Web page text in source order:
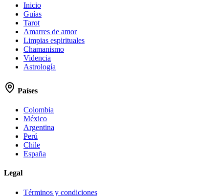
Inicio
Guías
Tarot
Amarres de amor
Limpias espirituales
Chamanismo
Videncia
Astrología
Países
Colombia
México
Argentina
Perú
Chile
España
Legal
Términos y condiciones